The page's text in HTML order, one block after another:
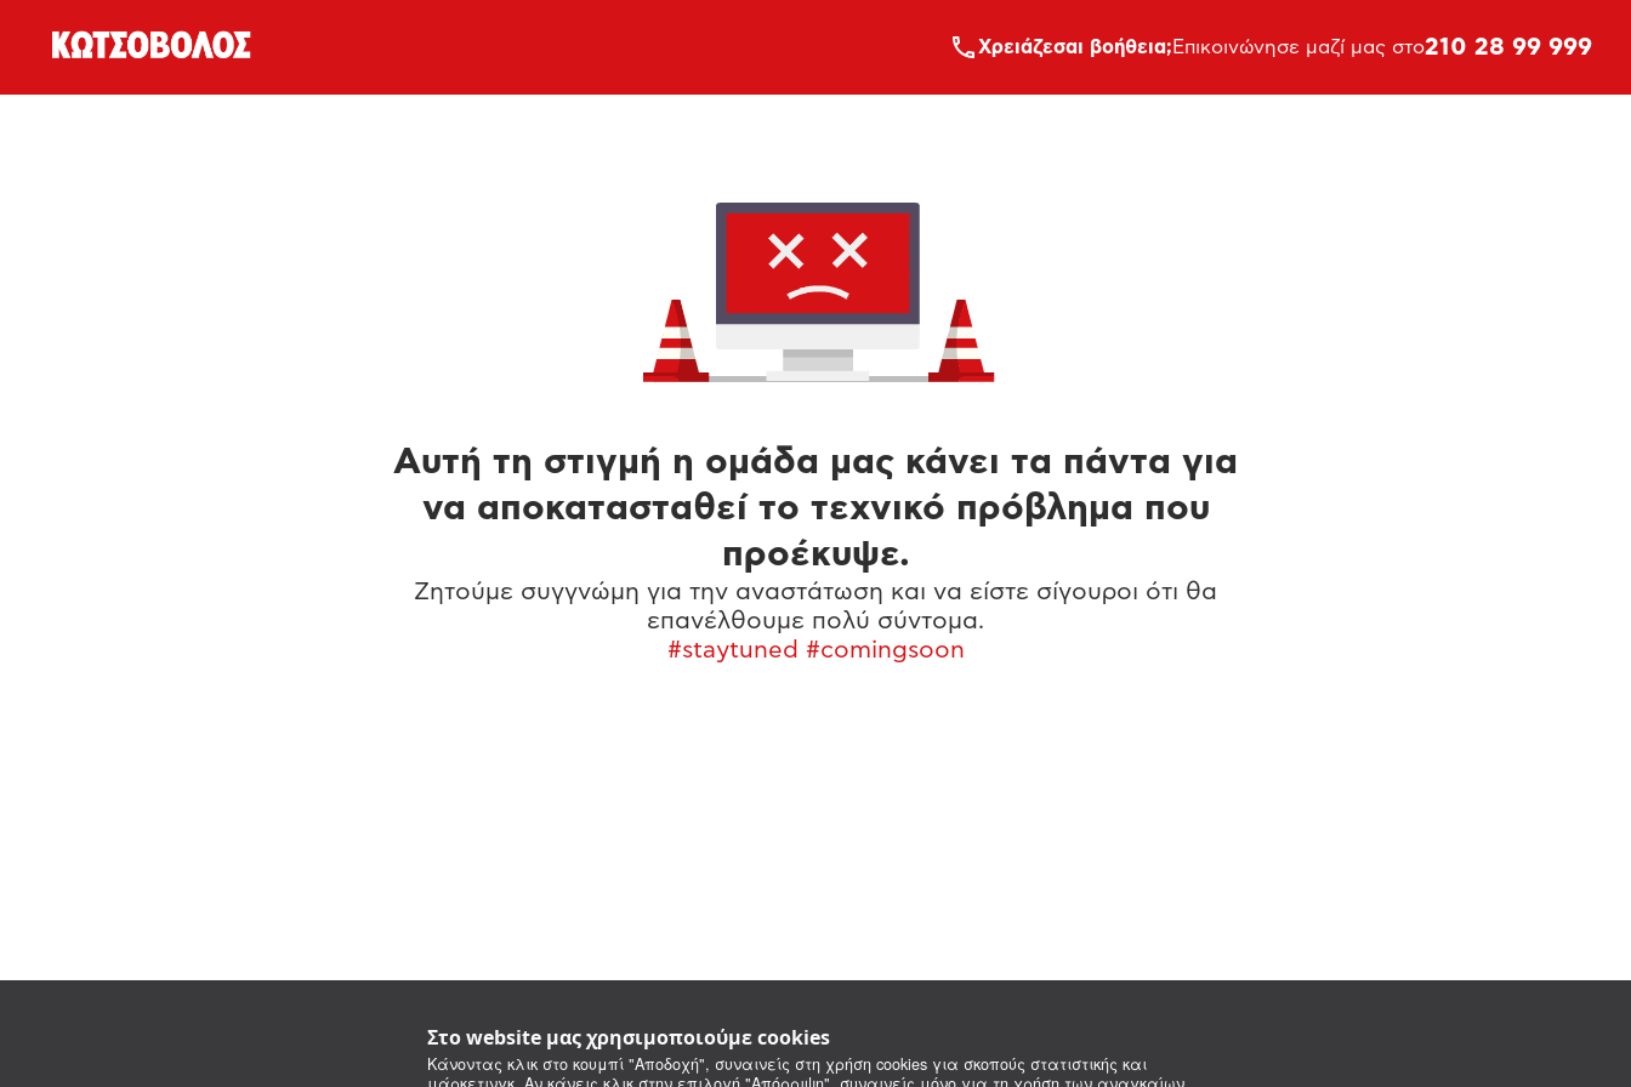
Στο website μας χρησιμοποιούμε cookies
Κάνοντας κλικ στο κουμπί "Αποδοχή", συναινείς στη χρήση cookies για σκοπούς στατιστικής και
Xρειάζεσαι βοήθεια; Επικοινώνησε μαζί μας στο210 28 99 999
Αυτή τη στιγμή η ομάδα μας κάνει τα πάντα για
να αποκατασταθεί το τεχνικό πρόβλημα που
προέκυψε.
Ζητούμε συγγνώμη για την αναστάτωση και να είστε σίγουροι ότι θα
επανέλθουμε πολύ σύντομα.
#staytuned #comingsoon